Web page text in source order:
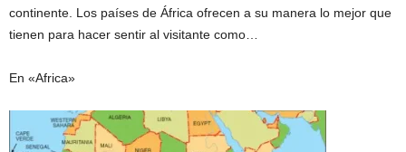
continente. Los países de África ofrecen a su manera lo mejor que
tienen para hacer sentir al visitante como…
En «Africa»